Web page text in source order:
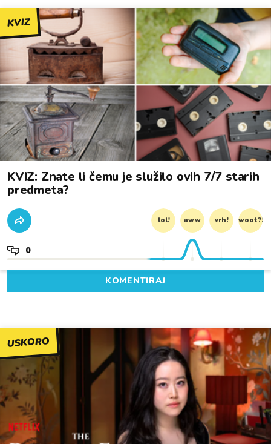
KVIZ
KVIZ: Znate li čemu je služilo ovih 7/7 starih
predmeta?
lol! aww vrh! woot?!
0
KOMENTIRAJ
USKORO